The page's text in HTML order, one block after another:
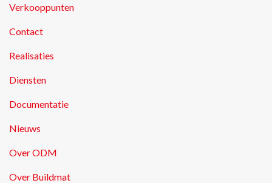
Verkooppunten
Contact
Realisaties
Diensten
Documentatie
Nieuws
Over ODM
Over Buildmat